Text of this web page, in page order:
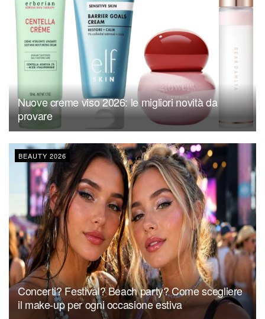
Nuove creme viso 2026: le migliori novità da
provare
BEAUTY 2026
Concerti? Festival? Beach party? Come scegliere
il make-up per ogni occasione estiva